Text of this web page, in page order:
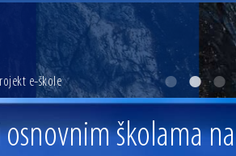
glavnog osječkog Trga Ante Starčevića
e-škole
školama na